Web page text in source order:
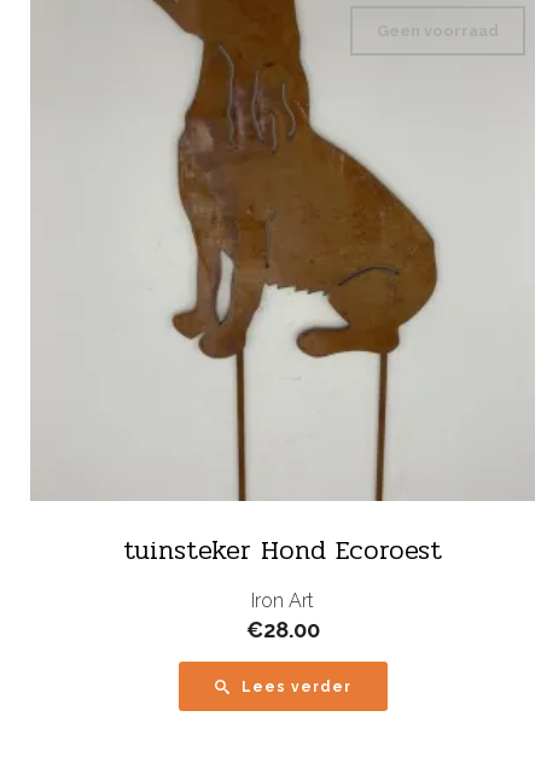
tuinsteker Hond Ecoroest
Geen voorraad
Iron Art
€28.00
Lees verder